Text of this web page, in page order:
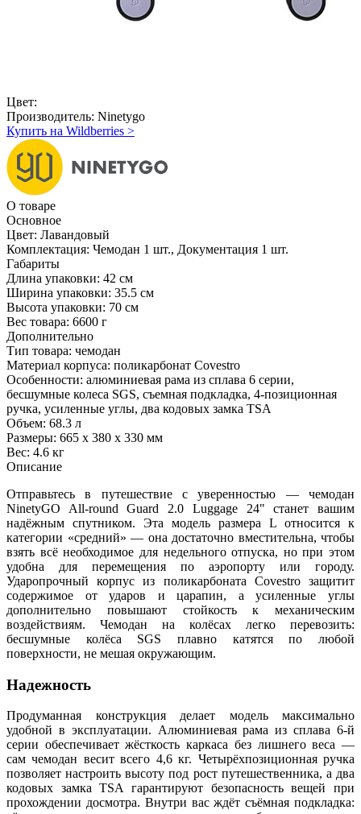
Цвет:
Производитель: Ninetygo
Купить на Wildberries >
О товаре
Основное
Цвет: Лавандовый
Комплектация: Чемодан 1 шт., Документация 1 шт.
Габариты
Длина упаковки: 42 см
Ширина упаковки: 35.5 см
Высота упаковки: 70 см
Вес товара: 6600 г
Дополнительно
Тип товара: чемодан
Материал корпуса: поликарбонат Covestro
Особенности: алюминиевая рама из сплава 6 серии,
бесшумные колеса SGS, съемная подкладка, 4-позиционная
ручка, усиленные углы, два кодовых замка TSA
Объем: 68.3 л
Размеры: 665 х 380 х 330 мм
Вес: 4.6 кг
Описание
Отправьтесь в путешествие с уверенностью — чемодан
NinetyGO All‑round Guard 2.0 Luggage 24" станет вашим
надёжным спутником. Эта модель размера L относится к
категории «средний» — она достаточно вместительна, чтобы
взять всё необходимое для недельного отпуска, но при этом
удобна для перемещения по аэропорту или городу.
Ударопрочный корпус из поликарбоната Covestro защитит
содержимое от ударов и царапин, а усиленные углы
дополнительно повышают стойкость к механическим
воздействиям. Чемодан на колёсах легко перевозить:
бесшумные колёса SGS плавно катятся по любой
поверхности, не мешая окружающим.
Надежность
Продуманная конструкция делает модель максимально
удобной в эксплуатации. Алюминиевая рама из сплава 6‑й
серии обеспечивает жёсткость каркаса без лишнего веса —
сам чемодан весит всего 4,6 кг. Четырёхпозиционная ручка
позволяет настроить высоту под рост путешественника, а два
кодовых замка TSA гарантируют безопасность вещей при
прохождении досмотра. Внутри вас ждёт съёмная подкладка: